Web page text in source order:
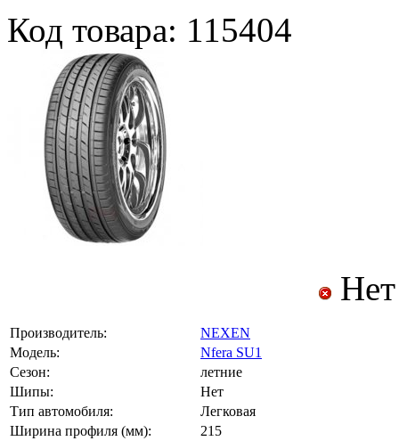
Код товара: 115404
Производитель:
NEXEN
Модель:
Nfera SU1
Сезон:
летние
Шипы:
Нет
Тип автомобиля:
Легковая
Ширина профиля (мм):
215